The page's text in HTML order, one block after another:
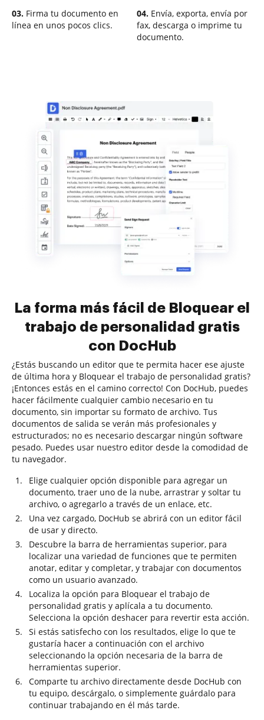
03. Firma tu documento en
línea en unos pocos clics.
04. Envía, exporta, envía por
fax, descarga o imprime tu
documento.
La forma más fácil de Bloquear el
trabajo de personalidad gratis
con DocHub
¿Estás buscando un editor que te permita hacer ese ajuste
de última hora y Bloquear el trabajo de personalidad gratis?
¡Entonces estás en el camino correcto! Con DocHub, puedes
hacer fácilmente cualquier cambio necesario en tu
documento, sin importar su formato de archivo. Tus
documentos de salida se verán más profesionales y
estructurados; no es necesario descargar ningún software
pesado. Puedes usar nuestro editor desde la comodidad de
tu navegador.
Elige cualquier opción disponible para agregar un
documento, traer uno de la nube, arrastrar y soltar tu
archivo, o agregarlo a través de un enlace, etc.
Una vez cargado, DocHub se abrirá con un editor fácil
de usar y directo.
Descubre la barra de herramientas superior, para
localizar una variedad de funciones que te permiten
anotar, editar y completar, y trabajar con documentos
como un usuario avanzado.
Localiza la opción para Bloquear el trabajo de
personalidad gratis y aplícala a tu documento.
Selecciona la opción deshacer para revertir esta acción.
Si estás satisfecho con los resultados, elige lo que te
gustaría hacer a continuación con el archivo
seleccionando la opción necesaria de la barra de
herramientas superior.
Comparte tu archivo directamente desde DocHub con
tu equipo, descárgalo, o simplemente guárdalo para
continuar trabajando en él más tarde.